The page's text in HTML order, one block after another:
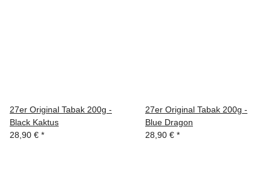
27er Original Tabak 200g -
Black Kaktus
28,90 € *
27er Original Tabak 200g -
Blue Dragon
28,90 € *